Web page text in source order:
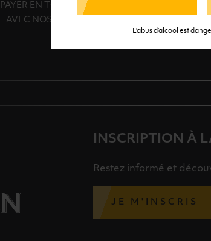
L’abus d’alcool est
PAYER EN TOUTE SÉRÉNITÉ
AVEC NOS PARTENAIRES
NOS
INSCRIPTION À
Restez informé et
JE M'INSCRIS